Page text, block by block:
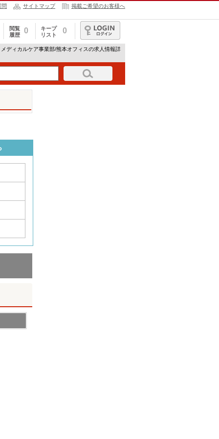
問 サイトマップ 掲載ご希望のお客様へ
閲覧
履歴
0
キープ
リスト
0
ログイン
ディカルケア事業部/熊本オフィスの求人情報詳